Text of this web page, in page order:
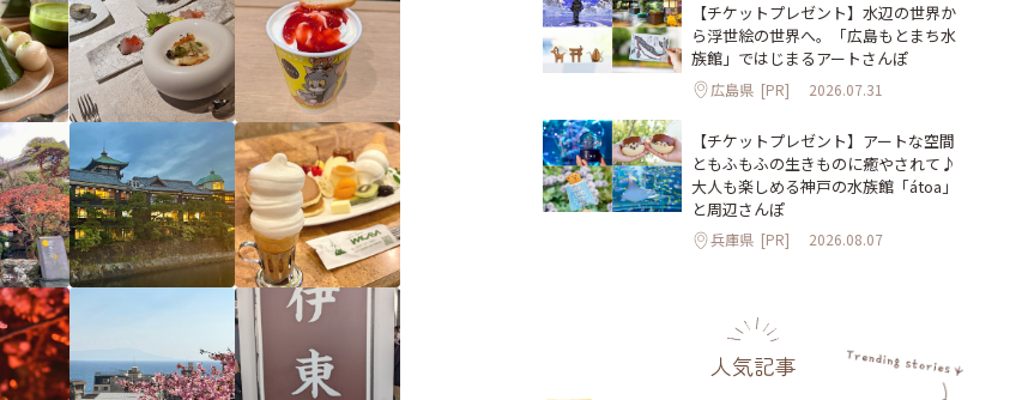
【チケットプレゼント】水辺の世界か
ら浮世絵の世界へ。「広島もとまち水
族館」ではじまるアートさんぽ
広島県 [PR] 2026.07.31
【チケットプレゼント】アートな空間
ともふもふの生きものに癒やされて♪
大人も楽しめる神戸の水族館「átoa」
と周辺さんぽ
兵庫県 [PR] 2026.08.07
人気記事